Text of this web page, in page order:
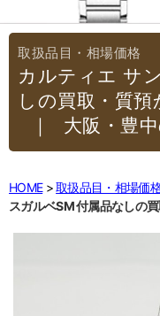
カルティエ サ
しの買取・質預
｜大阪・豊
HOME 取扱品目・相場価
スガルベSM 付属品なしの